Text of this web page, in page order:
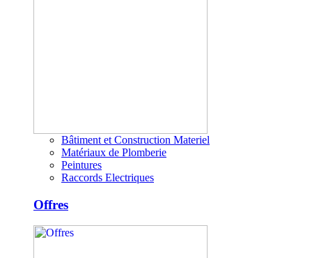
Bâtiment et Construction Materiel
Matériaux de Plomberie
Peintures
Raccords Electriques
Offres